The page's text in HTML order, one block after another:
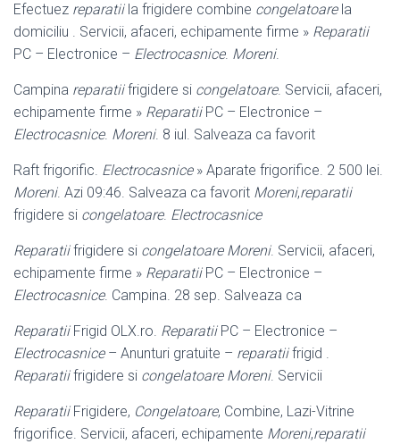
Efectuez reparatiila frigidere combine congelatoarela
domiciliu . Servicii, afaceri, echipamente firme » Reparatii
PC – Electronice – Electrocasnice. Moreni.
Campina reparatiifrigidere si congelatoare. Servicii, afaceri,
echipamente firme » ReparatiiPC – Electronice –
Electrocasnice. Moreni. 8 iul. Salveaza ca favorit
Raft frigorific. Electrocasnice» Aparate frigorifice. 2 500 lei.
Moreni. Azi 09:46. Salveaza ca favorit Moreni,reparatii
frigidere si congelatoare. Electrocasnice
Reparatiifrigidere si congelatoare Moreni. Servicii, afaceri,
echipamente firme » ReparatiiPC – Electronice –
Electrocasnice. Campina. 28 sep. Salveaza ca
ReparatiiFrigid OLX.ro. ReparatiiPC – Electronice –
Electrocasnice– Anunturi gratuite – reparatiifrigid .
Reparatiifrigidere si congelatoare Moreni. Servicii
ReparatiiFrigidere, Congelatoare, Combine, Lazi-Vitrine
frigorifice. Servicii, afaceri, echipamente Moreni,reparatii